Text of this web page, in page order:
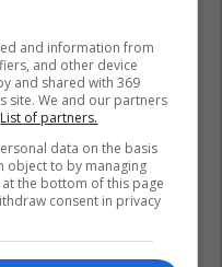
Kb Prishtina
and information from
and other device
and shared with 369
site. We and our partners
List of partners.
data on the basis
object to by managing
the bottom of this page
consent in privacy